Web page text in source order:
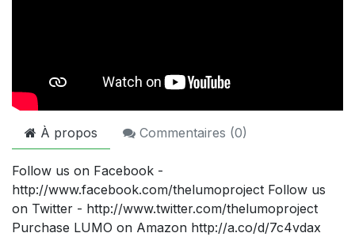
À propos Commentaires (0)
Follow us on Facebook -
http://www.facebook.com/thelumoproject Follow us
on Twitter - http://www.twitter.com/thelumoproject
Purchase LUMO on Amazon http://a.co/d/7c4vdax